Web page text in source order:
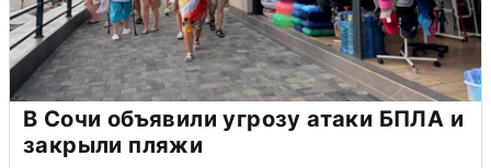
В Сочи объявили угрозу атаки БПЛА и
закрыли пляжи